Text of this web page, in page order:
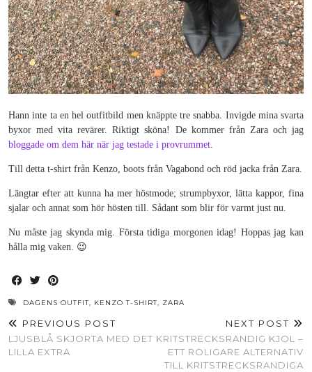
Hann inte ta en hel outfitbild men knäppte tre snabba. Invigde mina svarta
byxor med vita revärer. Riktigt sköna! De kommer från Zara och jag
bloggade om dem här när jag testade i provrummet.
Till detta t-shirt från Kenzo, boots från Vagabond och röd jacka från Zara.
Längtar efter att kunna ha mer höstmode; strumpbyxor, lätta kappor, fina
sjalar och annat som hör hösten till. Sådant som blir för varmt just nu.
Nu måste jag skynda mig. Första tidiga morgonen idag! Hoppas jag kan
hålla mig vaken. 😉
DAGENS OUTFIT, KENZO T-SHIRT, ZARA
PREVIOUS POST
LJUSBLÅ SKJORTA MED DET
LILLA EXTRA
NEXT POST
KRITSTRECKSRANDIG KJOL –
ETT ROLIGARE ALTERNATIV
TILL KRITSTRECKSRANDIGA